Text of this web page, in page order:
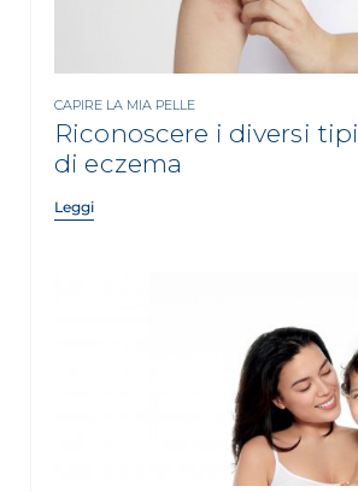
CAPIRE LA MIA PELLE
Riconoscere i diversi tipi
di eczema
Leggi